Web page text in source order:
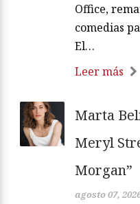
Office,
comedias
El…
Leer más
Marta
Meryl
Morgan”
agosto 07,